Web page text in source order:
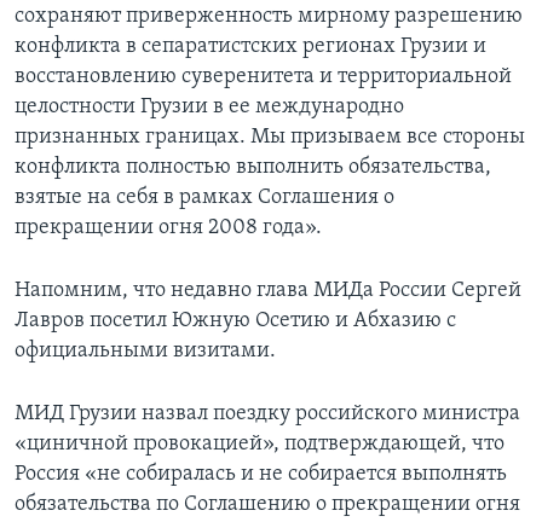
сохраняют приверженность мирному разрешению
конфликта в сепаратистских регионах Грузии и
восстановлению суверенитета и территориальной
целостности Грузии в ее международно
признанных границах. Мы призываем все стороны
конфликта полностью выполнить обязательства,
взятые на себя в рамках Соглашения о
прекращении огня 2008 года».
Напомним, что недавно глава МИДа России Сергей
Лавров посетил Южную Осетию и Абхазию с
официальными визитами.
МИД Грузии назвал поездку российского министра
«циничной провокацией», подтверждающей, что
Россия «не собиралась и не собирается выполнять
обязательства по Соглашению о прекращении огня